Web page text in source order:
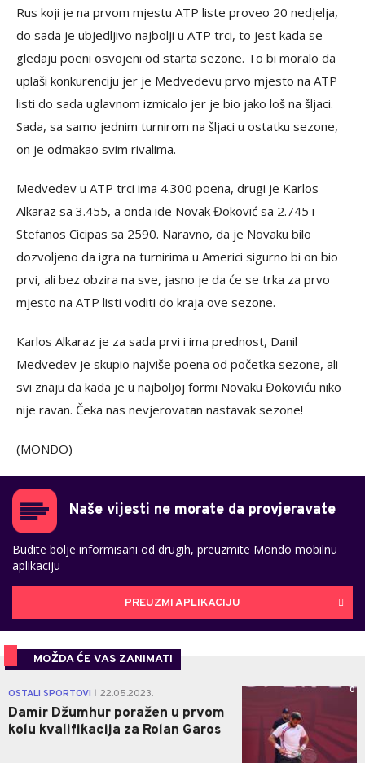
Rus koji je na prvom mjestu ATP liste proveo 20 nedjelja,
do sada je ubjedljivo najbolji u ATP trci, to jest kada se
gledaju poeni osvojeni od starta sezone. To bi moralo da
uplaši konkurenciju jer je Medvedevu prvo mjesto na ATP
listi do sada uglavnom izmicalo jer je bio jako loš na šljaci.
Sada, sa samo jednim turnirom na šljaci u ostatku sezone,
on je odmakao svim rivalima.
Medvedev u ATP trci ima 4.300 poena, drugi je Karlos
Alkaraz sa 3.455, a onda ide Novak Đoković sa 2.745 i
Stefanos Cicipas sa 2590. Naravno, da je Novaku bilo
dozvoljeno da igra na turnirima u Americi sigurno bi on bio
prvi, ali bez obzira na sve, jasno je da će se trka za prvo
mjesto na ATP listi voditi do kraja ove sezone.
Karlos Alkaraz je za sada prvi i ima prednost, Danil
Medvedev je skupio najviše poena od početka sezone, ali
svi znaju da kada je u najboljoj formi Novaku Đokoviću niko
nije ravan. Čeka nas nevjerovatan nastavak sezone!
(MONDO)
Naše vijesti ne morate da provjeravate
Budite bolje informisani od drugih, preuzmite Mondo mobilnu
aplikaciju
PREUZMI APLIKACIJU
MOŽDA ĆE VAS ZANIMATI
OSTALI SPORTOVI 22.05.2023.
Damir Džumhur poražen u prvom
kolu kvalifikacija za Rolan Garos
0